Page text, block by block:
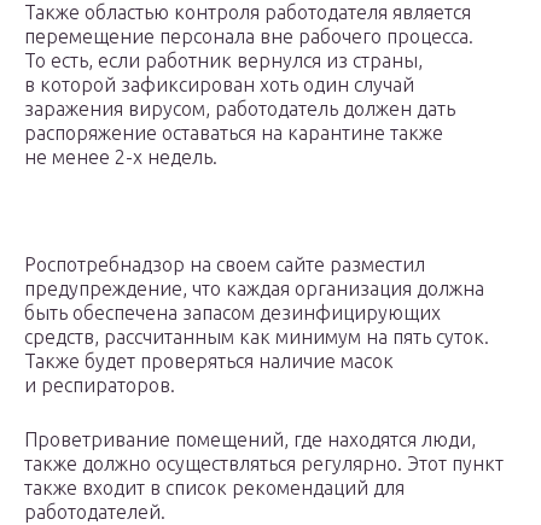
Также областью контроля работодателя является
перемещение персонала вне рабочего процесса.
То есть, если работник вернулся из страны,
в которой зафиксирован хоть один случай
заражения вирусом, работодатель должен дать
распоряжение оставаться на карантине также
не менее 2-х недель.
Роспотребнадзор на своем сайте разместил
предупреждение, что каждая организация должна
быть обеспечена запасом дезинфицирующих
средств, рассчитанным как минимум на пять суток.
Также будет проверяться наличие масок
и респираторов.
Проветривание помещений, где находятся люди,
также должно осуществляться регулярно. Этот пункт
также входит в список рекомендаций для
работодателей.